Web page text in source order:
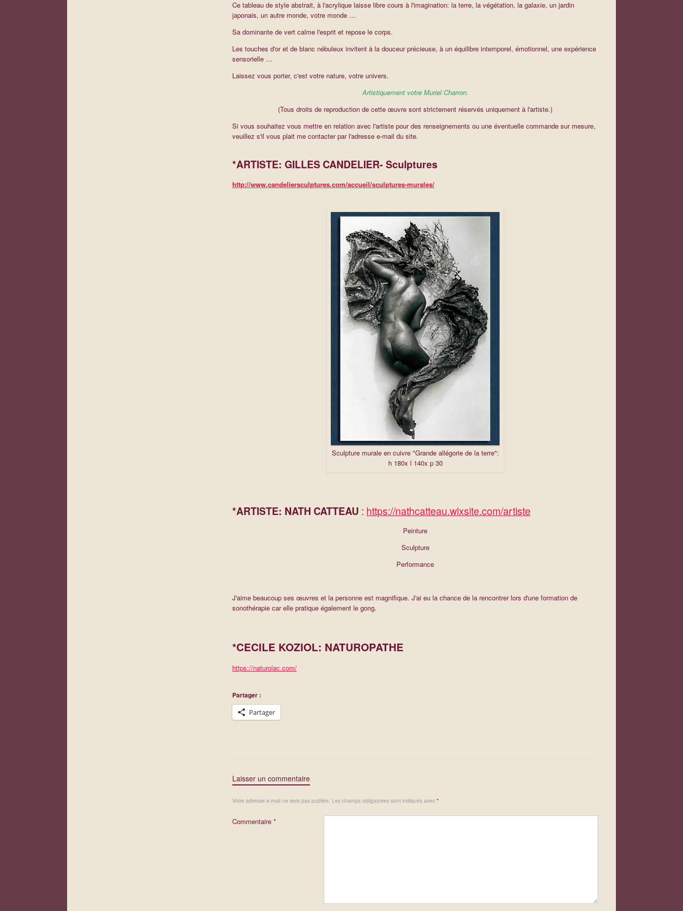
Ce tableau de style abstrait, à l'acrylique laisse libre cours à l'imagination: la terre, la végétation, la galaxie, un jardin
japonais, un autre monde, votre monde …
Sa dominante de vert calme l'esprit et repose le corps.
Les touches d'or et de blanc nébuleux invitent à la douceur précieuse, à un équilibre intemporel, émotionnel, une expérience
sensorielle …
Laissez vous porter, c'est votre nature, votre univers.
Artistiquement votre Muriel Charron.
(Tous droits de reproduction de cette œuvre sont strictement réservés uniquement à l'artiste.)
Si vous souhaitez vous mettre en relation avec l'artiste pour des renseignements ou une éventuelle commande sur mesure,
veuillez s'il vous plait me contacter par l'adresse e-mail du site.
*ARTISTE: GILLES CANDELIER- Sculptures
http://www.candeliersculptures.com/accueil/sculptures-murales/
Sculpture murale en cuivre "Grande allégorie de la terre":
h 180x l 140x p 30
*ARTISTE: NATH CATTEAU : https://nathcatteau.wixsite.com/artiste
Peinture
Sculpture
Performance
J'aime beaucoup ses œuvres et la personne est magnifique. J'ai eu la chance de la rencontrer lors d'une formation de
sonothérapie car elle pratique également le gong.
*CECILE KOZIOL: NATUROPATHE
https://naturolac.com/
Partager :
Partager
Laisser un commentaire
Votre adresse e-mail ne sera pas publiée. Les champs obligatoires sont indiqués avec*
Commentaire*